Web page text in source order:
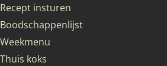
Recept insturen
Boodschappenlijst
Weekmenu
Thuis koks